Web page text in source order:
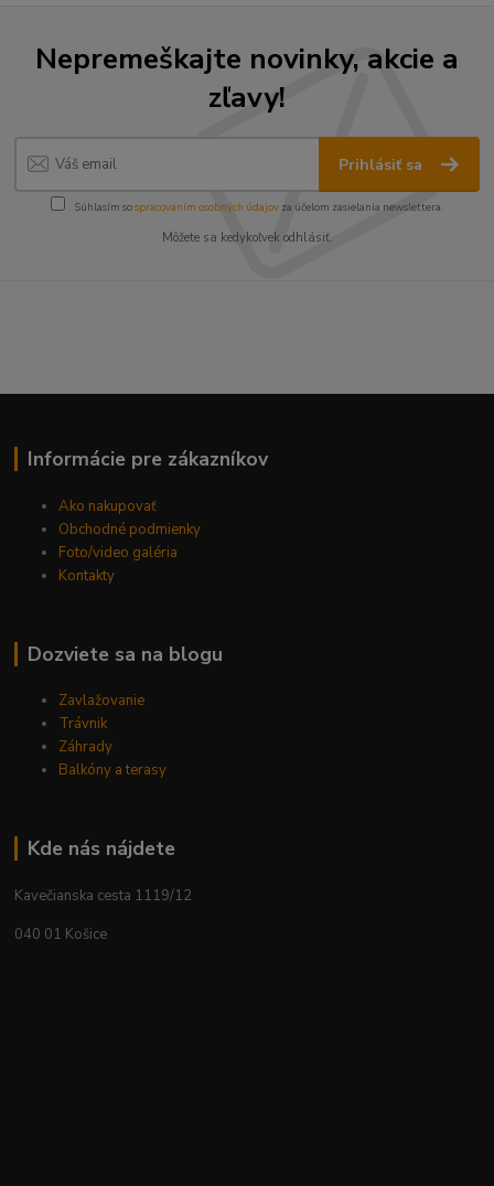
Nepremeškajte novinky, akcie a
zľavy!
Prihlásiť sa
Súhlasím sospracovaním osobných údajov za účelom zasielania newslettera.
Môžete sa kedykoľvek odhlásiť.
Informácie pre zákazníkov
Ako nakupovať
Obchodné podmienky
Foto/video galéria
Kontakty
Dozviete sa na blogu
Zavlažovanie
Trávnik
Záhrady
Balkóny a terasy
Kde nás nájdete
Kavečianska cesta 1119/12
040 01 Košice